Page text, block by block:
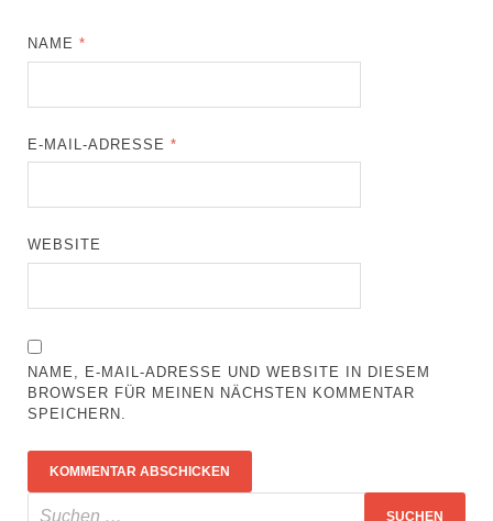
NAME*
E-MAIL-ADRESSE*
WEBSITE
NAME, E-MAIL-ADRESSE UND WEBSITE IN DIESEM
BROWSER FÜR MEINEN NÄCHSTEN KOMMENTAR
SPEICHERN.